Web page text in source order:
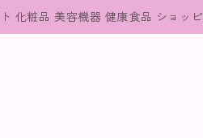
化粧品 美容機器 健康食品 ショッ